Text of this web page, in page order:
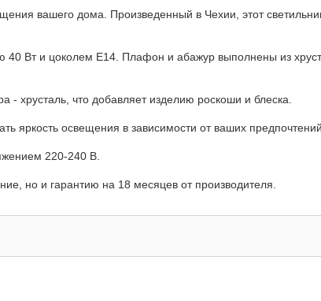
вашего дома. Произведенный в Чехии, этот
Вт и цоколем E14. Плафон и абажур выполнены из
хрусталь, что добавляет изделию роскоши и блеска.
яркость освещения в зависимости от ваших предпочтений.
220-240 В.
но и гарантию на 18 месяцев от производителя.